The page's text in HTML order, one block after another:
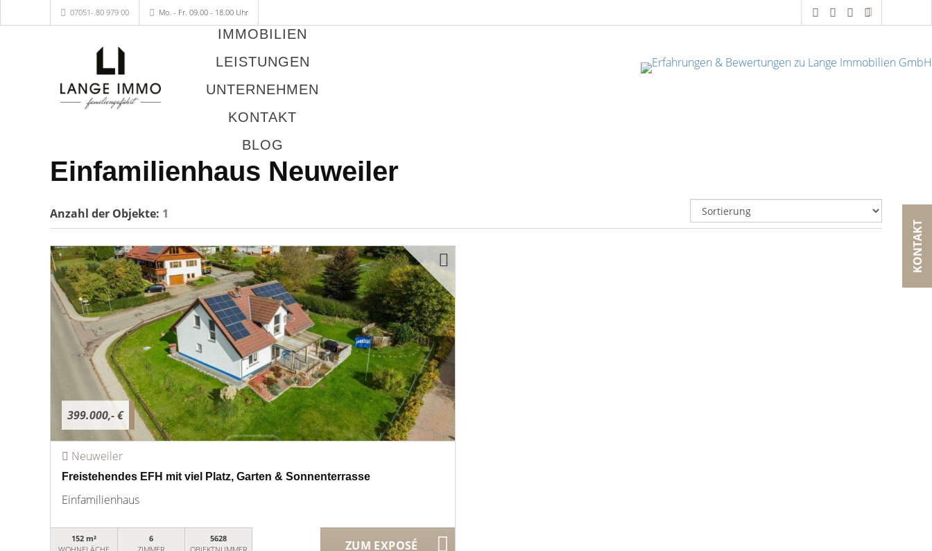
KONTAKT
07051- 80 979 00 Mo. - Fr. 09.00 - 18.00 Uhr
IMMOBILIEN
LEISTUNGEN
UNTERNEHMEN
KONTAKT
BLOG
Einfamilienhaus Neuweiler
Anzahl der Objekte: 1
399.000,- €
Neuweiler
Freistehendes EFH mit viel Platz, Garten & Sonnenterrasse
Einfamilienhaus
152 m²
6
5628
ZUM EXPOSÉ